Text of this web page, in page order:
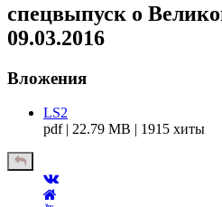
спецвыпуск о
09.03.2016
Вложения
LS2
pdf | 22.79 MB | 1915 хиты